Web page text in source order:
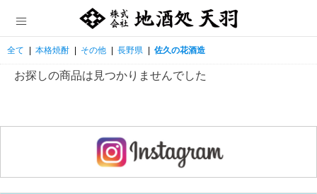
全て | 本格焼酎 | その他 | 長野県 | 佐久の花酒造
お探しの商品は見つかりませんでした